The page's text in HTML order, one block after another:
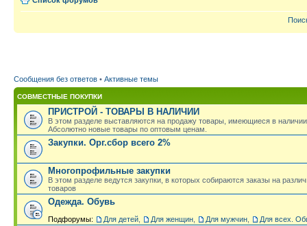
Сообщения без ответов • Активные темы
СОВМЕСТНЫЕ ПОКУПКИ
ПРИСТРОЙ - ТОВАРЫ В НАЛИЧИИ
В этом разделе выставляются на продажу товары, имеющиеся в
Абсолютно новые товары по оптовым ценам.
Закупки. Орг.сбор всего 2%
Многопрофильные закупки
В этом разделе ведутся закупки, в которых собираются заказы на
товаров
Одежда. Обувь
Подфорумы: Для детей Для женщин Для мужчин Для всех.